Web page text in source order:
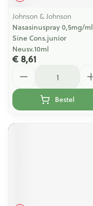
Johnson & Johnson
Nasasinuspray 0,5mg/ml
Sine Cons.junior
Neusv.10ml
€ 8,61
Bestel